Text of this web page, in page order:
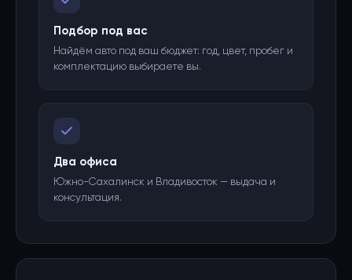
Подбор под вас
Найдём авто под ваш бюджет: год, цвет, пробег и
комплектацию выбираете вы.
Два офиса
Южно-Сахалинск и Владивосток — выдача и
консультация.